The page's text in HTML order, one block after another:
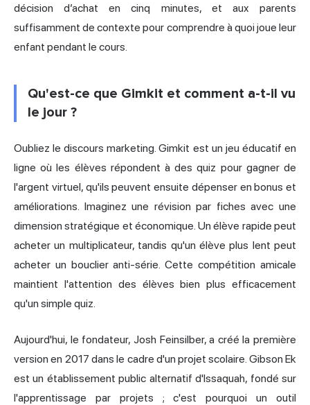
décision d’achat en cinq minutes, et aux parents
suffisamment de contexte pour comprendre à quoi joue leur
enfant pendant le cours.
Qu'est-ce que Gimkit et comment a-t-il vu
le jour ?
Oubliez le discours marketing. Gimkit est un jeu éducatif en
ligne où les élèves répondent à des quiz pour gagner de
l'argent virtuel, qu'ils peuvent ensuite dépenser en bonus et
améliorations. Imaginez une révision par fiches avec une
dimension stratégique et économique. Un élève rapide peut
acheter un multiplicateur, tandis qu'un élève plus lent peut
acheter un bouclier anti-série. Cette compétition amicale
maintient l'attention des élèves bien plus efficacement
qu'un simple quiz.
Aujourd'hui, le fondateur, Josh Feinsilber, a créé la première
version en 2017 dans le cadre d'un projet scolaire. Gibson Ek
est un établissement public alternatif d'Issaquah, fondé sur
l'apprentissage par projets ; c'est pourquoi un outil